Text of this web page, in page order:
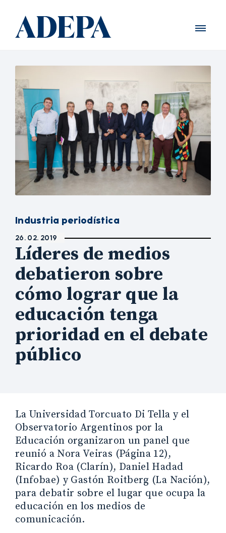
Industria periodística
26. 02. 2019
Líderes de medios
debatieron sobre
cómo lograr que la
educación tenga
prioridad en el debate
público
La Universidad Torcuato Di Tella y el
Observatorio Argentinos por la
Educación organizaron un panel que
reunió a Nora Veiras (Página 12),
Ricardo Roa (Clarín), Daniel Hadad
(Infobae) y Gastón Roitberg (La Nación),
para debatir sobre el lugar que ocupa la
educación en los medios de
comunicación.